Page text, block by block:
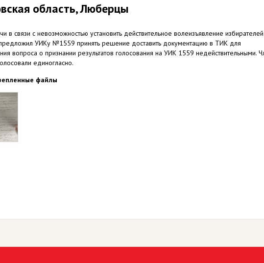
область, Люберцы
в связи с невозможностью установить действительное волеизъявление
УИКу №1559 принять решение доставить документацию в ТИК для
вопроса о признании результатов голосования на УИК 1559 недействительными.
единогласно.
файлы